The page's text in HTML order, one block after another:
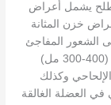
يشمل أعراض
خزن المثانة
الشعور المفاجئ
والملح لتفريغ المثانة قبل إمتلائها بالبول فيسيولوجيا (400-300 مل)
وكذلك
العضلة الغالقة